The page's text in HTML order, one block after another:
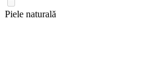
Piele naturală